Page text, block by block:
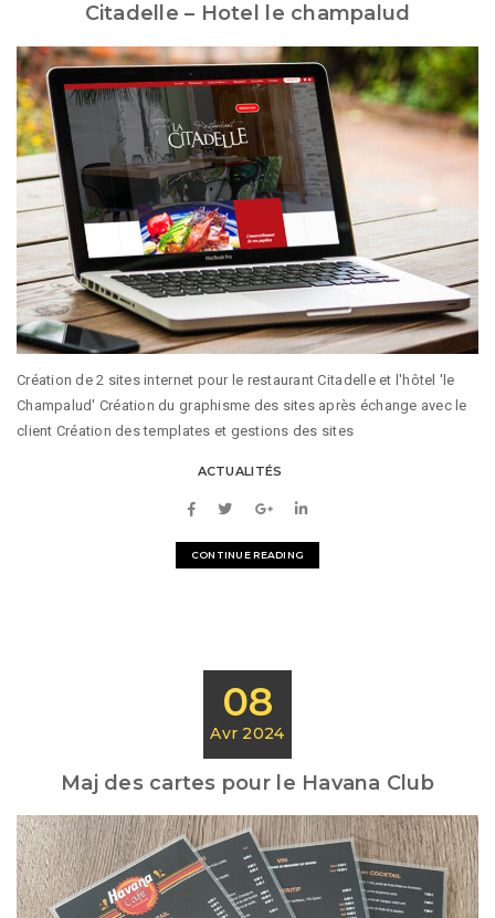
Citadelle – Hotel le champalud
Création de 2 sites internet pour le restaurant Citadelle et l'hôtel 'le
Champalud' Création du graphisme des sites après échange avec le
client Création des templates et gestions des sites
ACTUALITÉS
CONTINUE READING
08
Avr 2024
Maj des cartes pour le Havana Club